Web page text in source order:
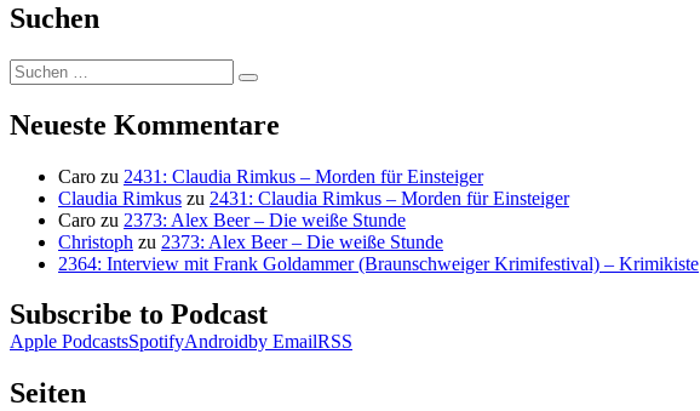
Suchen
Suchen
nach:
Suchen
Neueste Kommentare
Caro zu 2431: Claudia Rimkus – Morden für Einsteiger
Claudia Rimkus zu 2431: Claudia Rimkus – Morden für Einsteiger
Caro zu 2373: Alex Beer – Die weiße Stunde
Christoph zu 2373: Alex Beer – Die weiße Stunde
2364: Interview mit Frank Goldammer (Braunschweiger Krimifestival) – Krimikiste
Subscribe to Podcast
Apple PodcastsSpotifyAndroidby EmailRSS
Seiten